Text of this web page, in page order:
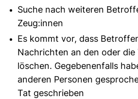
Suche nach weiteren
Zeug:innen
Es kommt vor, dass
Nachrichten an den oder die
löschen. Gegebenenfalls
anderen Personen
Tat geschrieben